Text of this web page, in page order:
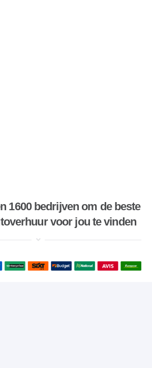
1600 bedrijven om de beste
voor jou te vinden